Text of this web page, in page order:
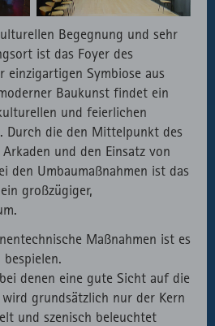
Begegnung und sehr
ist das Foyer des
einzigartigen Symbiose aus
Baukunst findet ein
und feierlichen
Durch die den Mittelpunkt des
und den Einsatz von
den Umbaumaßnahmen ist das
großzügiger,
Maßnahmen ist es
denen eine gute Sicht auf die
grundsätzlich nur der Kern
und szenisch beleuchtet